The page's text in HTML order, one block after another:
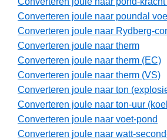
Converteren joule naar poundal
Converteren joule naar Rydberg-
Converteren joule naar therm
Converteren joule naar therm (EC)
Converteren joule naar therm (VS)
Converteren joule naar ton
Converteren joule naar ton-uur
Converteren joule naar voet-pond
Converteren joule naar watt-